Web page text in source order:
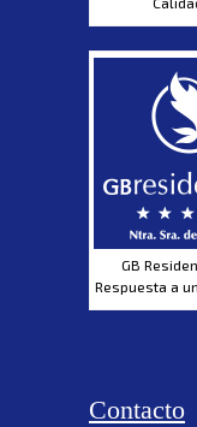
GB
Respuesta a
Contacto